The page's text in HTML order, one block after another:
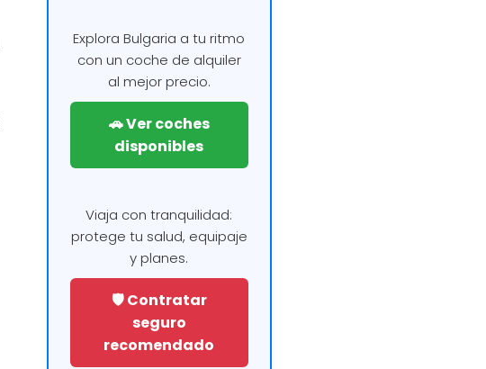
Explora Bulgaria a tu ritmo
con un coche de alquiler
al mejor precio.
🚗 Ver coches
disponibles
Viaja con tranquilidad:
protege tu salud, equipaje
y planes.
🛡️ Contratar
seguro
recomendado